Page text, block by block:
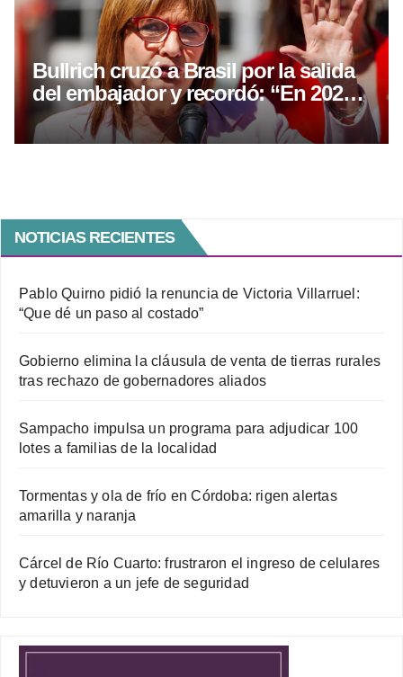
Bullrich cruzó a Brasil por la salida
del embajador y recordó: “En 2025,
Lula visitó a la presidiaria Kirchner”
NOTICIAS RECIENTES
Pablo Quirno pidió la renuncia de Victoria Villarruel:
“Que dé un paso al costado”
Gobierno elimina la cláusula de venta de tierras rurales
tras rechazo de gobernadores aliados
Sampacho impulsa un programa para adjudicar 100
lotes a familias de la localidad
Tormentas y ola de frío en Córdoba: rigen alertas
amarilla y naranja
Cárcel de Río Cuarto: frustraron el ingreso de celulares
y detuvieron a un jefe de seguridad